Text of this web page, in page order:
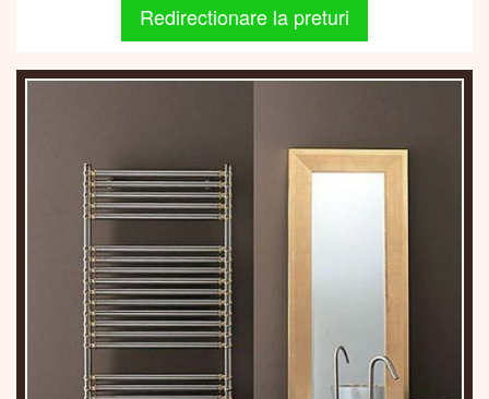
Redirectionare la preturi